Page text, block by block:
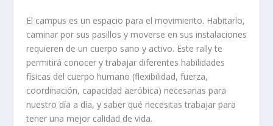
El campus es un espacio para el movimiento. Habitarlo,
caminar por sus pasillos y moverse en sus instalaciones
requieren de un cuerpo sano y activo. Este rally te
permitirá conocer y trabajar diferentes habilidades
físicas del cuerpo humano (flexibilidad, fuerza,
coordinación, capacidad aeróbica) necesarias para
nuestro día a día, y saber qué necesitas trabajar para
tener una mejor calidad de vida.